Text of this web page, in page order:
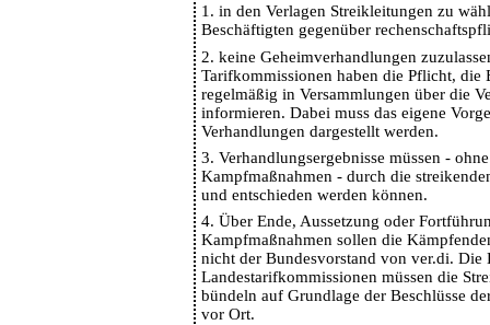
1. in den Verlagen Streikleitungen zu
Beschäftigten gegenüber
2. keine Geheimverhandlungen
Tarifkommissionen haben die Pflicht, die
regelmäßig in Versammlungen über die
informieren. Dabei muss das eigene
Verhandlungen dargestellt werden.
3. Verhandlungsergebnisse müssen -
Kampfmaßnahmen - durch die
und entschieden werden können.
4. Über Ende, Aussetzung oder
Kampfmaßnahmen sollen die
nicht der Bundesvorstand von ver.di. Die
Landestarifkommissionen müssen die
bündeln auf Grundlage der Beschlüsse
vor Ort.